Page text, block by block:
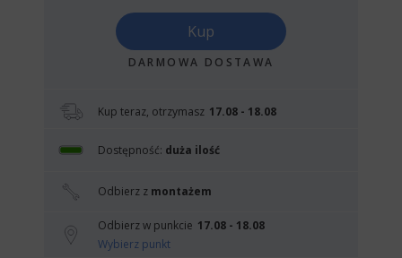
Kup
DARMOWA DOSTAWA
Kup teraz, otrzymasz 17.08 - 18.08
Dostępność: duża ilość
Odbierz z montażem
Odbierz w punkcie 17.08 - 18.08
Wybierz punkt